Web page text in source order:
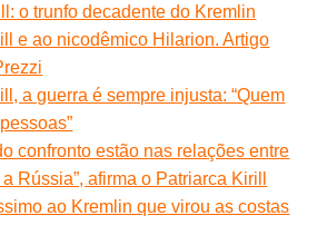
o trunfo decadente do Kremlin
e ao nicodêmico Hilarion. Artigo
a guerra é sempre injusta: “Quem
confronto estão nas relações entre
Rússia”, afirma o Patriarca Kirill
ao Kremlin que virou as costas